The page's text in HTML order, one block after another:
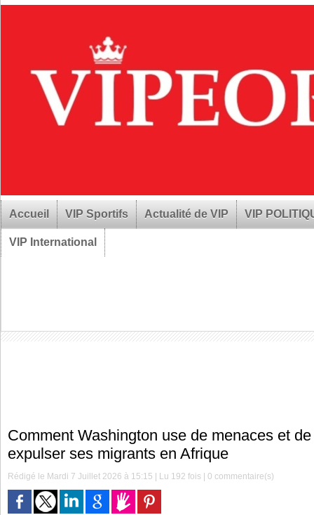
Accueil VIP Sportifs Actualité de VIP VIP
VIP International
Comment Washington use de menaces et
expulser ses migrants en Afrique
Rédigé le Mardi 7 Juillet 2026 à 15:15 | Lu 192 fois |0 commentaire(s)